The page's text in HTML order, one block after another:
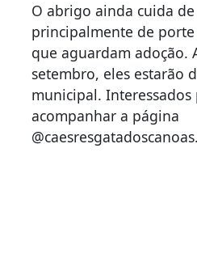
O abrigo ainda cuida de
principalmente de
que aguardam adoção.
setembro, eles estarão
municipal. Interessados
acompanhar a página
@caesresgatadoscanoas.